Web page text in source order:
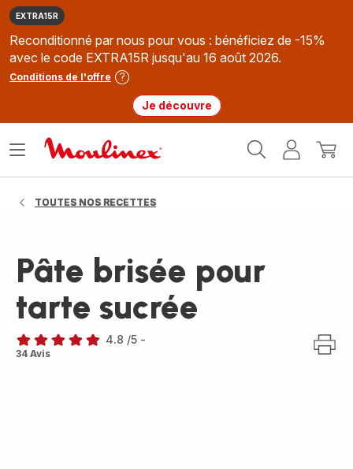
EXTRA15R
Reconditionné par nous pour vous : bénéficiez de -15%
avec le code EXTRA15R jusqu'au 16 août 2026.
Conditions de l'offre
Je découvre
MonMon
Ouvrir
TOUTES NOS RECETTES
Pâte brisée pour
tarte sucrée
ratings.4.8
4.8 /5 -
34 Avis